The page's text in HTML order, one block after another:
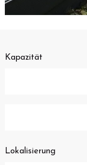
Kapazität
Lokalisierung